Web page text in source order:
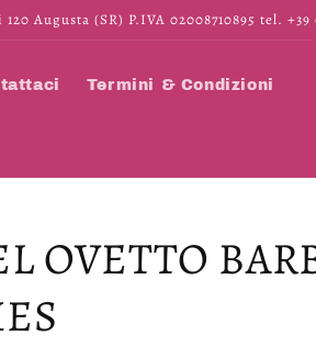
Augusta (SR) P.IVA 02008710895 tel. +39
Termini & Condizioni
OVETTO